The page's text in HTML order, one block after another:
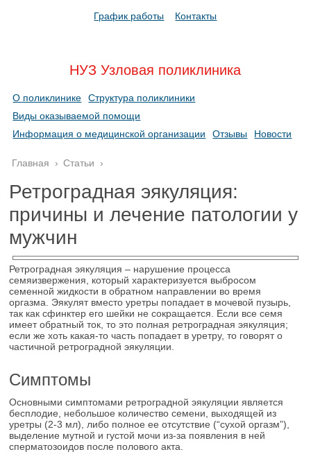
График работы Контакты
НУЗ Узловая поликлиника
О поликлинике
Структура поликлиники
Виды оказываемой помощи
Информация о медицинской организации
Отзывы Новости
Главная › Статьи ›
Ретроградная эякуляция:
причины и лечение патологии у
мужчин
Ретроградная эякуляция – нарушение процесса
семяизвержения, который характеризуется выбросом
семенной жидкости в обратном направлении во время
оргазма. Эякулят вместо уретры попадает в мочевой пузырь,
так как сфинктер его шейки не сокращается. Если все семя
имеет обратный ток, то это полная ретроградная эякуляция;
если же хоть какая-то часть попадает в уретру, то говорят о
частичной ретроградной эякуляции.
Симптомы
Основными симптомами ретроградной эякуляции является
бесплодие, небольшое количество семени, выходящей из
уретры (2-3 мл), либо полное ее отсутствие (“сухой оргазм”),
выделение мутной и густой мочи из-за появления в ней
сперматозоидов после полового акта.